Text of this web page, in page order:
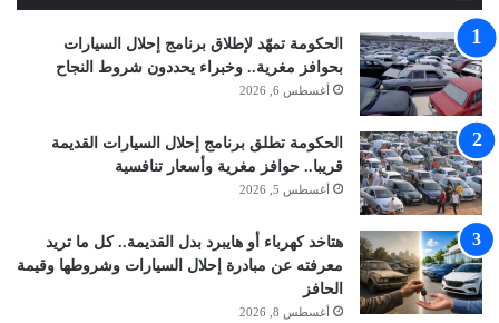
الحكومة تمهّد لإطلاق برنامج إحلال السيارات
بحوافز مغرية.. وخبراء يحددون شروط النجاح
أغسطس 6, 2026
الحكومة تطلق برنامج إحلال السيارات القديمة
قريبا.. حوافز مغرية وأسعار تنافسية
أغسطس 5, 2026
هتاخد كهرباء أو هايبرد بدل القديمة.. كل ما تريد
معرفته عن مبادرة إحلال السيارات وشروطها وقيمة
الحافز
أغسطس 8, 2026